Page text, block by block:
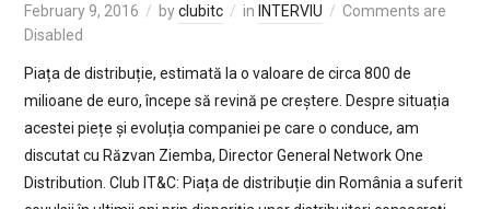
February 9, 2016 byclubitc in INTERVIU
Comments are
Disabled
Piața de distribuție, estimată la o valoare de circa 800 de
milioane de euro, începe să revină pe creștere. Despre situația
acestei piețe și evoluția companiei pe care o conduce, am
discutat cu Răzvan Ziemba, Director General Network One
Distribution. Club IT&C: Piața de distribuție din România a suferit